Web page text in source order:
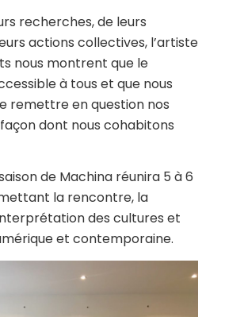
recherches, de leurs
actions collectives, l’artiste
nous montrent que le
à tous et que nous
remettre en question nos
dont nous cohabitons
de Machina réunira 5 à 6
la rencontre, la
des cultures et
et contemporaine.